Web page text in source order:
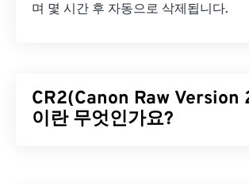
며 몇 시간 후 자동으로 삭제됩니다.
CR2(Canon Raw Version
이란 무엇인가요?